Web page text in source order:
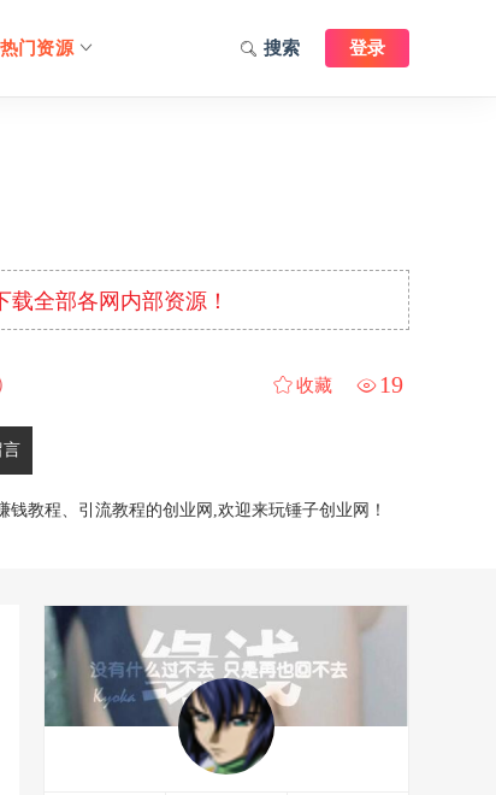
热门资源 登录
搜索
全部各网内部资源！
19
收藏
言
教程、引流教程的创业网,欢迎来玩锤子创业网！